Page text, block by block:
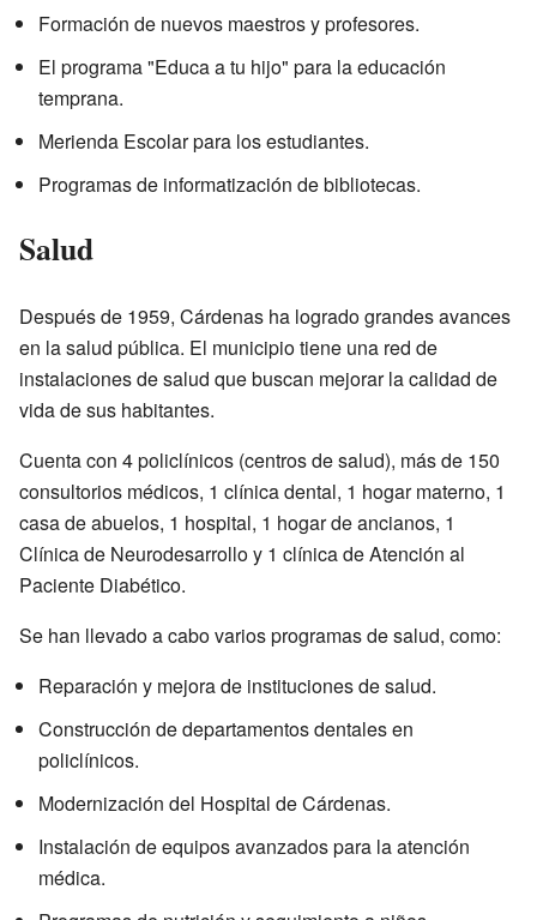
Formación de nuevos maestros y profesores.
El programa "Educa a tu hijo" para la educación
temprana.
Merienda Escolar para los estudiantes.
Programas de informatización de bibliotecas.
Salud
Después de 1959, Cárdenas ha logrado grandes avances
en la salud pública. El municipio tiene una red de
instalaciones de salud que buscan mejorar la calidad de
vida de sus habitantes.
Cuenta con 4 policlínicos (centros de salud), más de 150
consultorios médicos, 1 clínica dental, 1 hogar materno, 1
casa de abuelos, 1 hospital, 1 hogar de ancianos, 1
Clínica de Neurodesarrollo y 1 clínica de Atención al
Paciente Diabético.
Se han llevado a cabo varios programas de salud, como:
Reparación y mejora de instituciones de salud.
Construcción de departamentos dentales en
policlínicos.
Modernización del Hospital de Cárdenas.
Instalación de equipos avanzados para la atención
médica.